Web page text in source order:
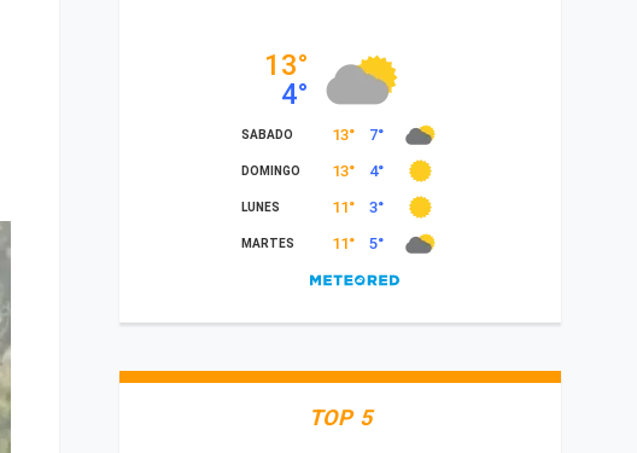
TOP 5